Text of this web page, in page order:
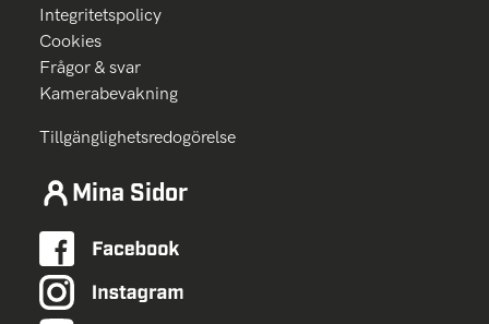
Integritetspolicy
Cookies
Frågor & svar
Kamerabevakning
Tillgänglighetsredogörelse
Mina Sidor